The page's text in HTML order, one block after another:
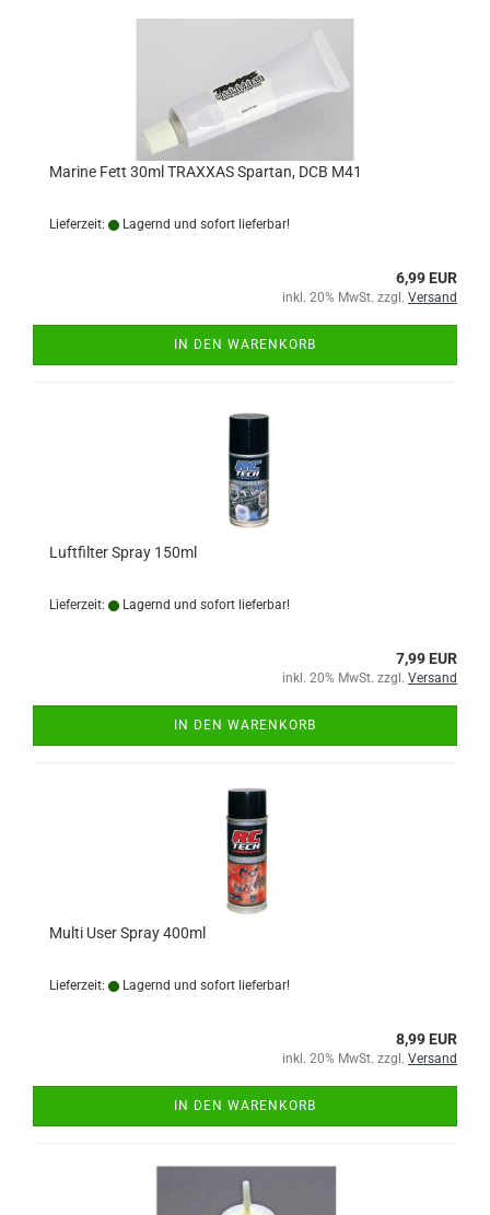
Marine Fett 30ml TRAXXAS Spartan, DCB M41
Lieferzeit: Lagernd und sofort lieferbar!
6,99 EUR
inkl. 20% MwSt. zzgl. Versand
IN DEN WARENKORB
Luftfilter Spray 150ml
Lieferzeit: Lagernd und sofort lieferbar!
7,99 EUR
inkl. 20% MwSt. zzgl. Versand
IN DEN WARENKORB
Multi User Spray 400ml
Lieferzeit: Lagernd und sofort lieferbar!
8,99 EUR
inkl. 20% MwSt. zzgl. Versand
IN DEN WARENKORB